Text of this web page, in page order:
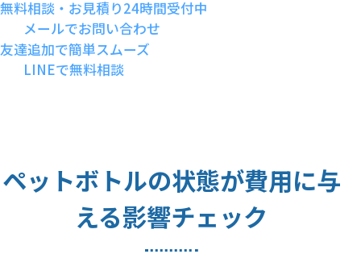
無料相談・お見積り24時間受付中
メールでお問い合わせ
友達追加で簡単スムーズ
LINEで無料相談
ペットボトルの状態が費用に与
える影響チェック